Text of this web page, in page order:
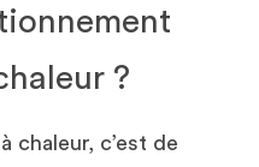
?
chaleur, c’est de